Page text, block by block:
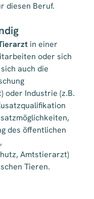
diesen Beruf.
in einer
oder sich
auch die
oder Industrie (z.B.
des öffentlichen
Amtstierarzt)
Tieren.